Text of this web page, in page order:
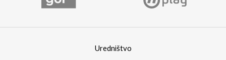
Uredništvo